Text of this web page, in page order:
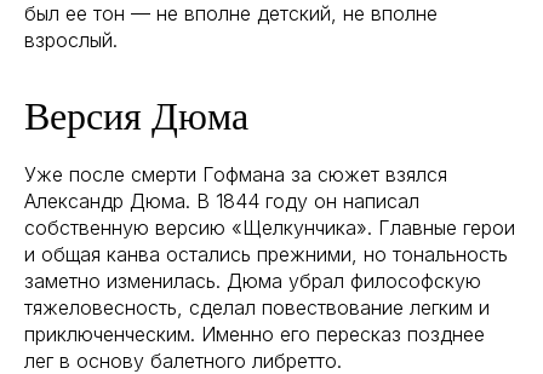
был ее тон — не вполне детский, не вполне
взрослый.
Версия Дюма
Уже после смерти Гофмана за сюжет взялся
Александр Дюма. В 1844 году он написал
собственную версию «Щелкунчика». Главные герои
и общая канва остались прежними, но тональность
заметно изменилась. Дюма убрал философскую
тяжеловесность, сделал повествование легким и
приключенческим. Именно его пересказ позднее
лег в основу балетного либретто.